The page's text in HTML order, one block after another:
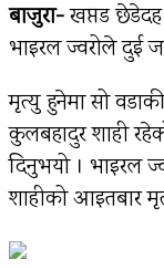
बाजुरा-खप्तड छेडेदह
भाइरल ज्वरोले दुई
मृत्यु हुनेमा सो
कुलबहादुर शाही
दिनुभयो । भाइरल
शाहीको आइतबार